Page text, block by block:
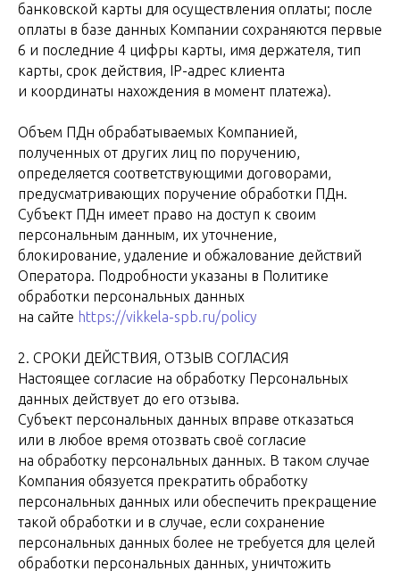
банковской карты для осуществления оплаты; после
оплаты в базе данных Компании сохраняются первые
6 и последние 4 цифры карты, имя держателя, тип
карты, срок действия, IP-адрес клиента
и координаты нахождения в момент платежа).
Объем ПДн обрабатываемых Компанией,
полученных от других лиц по поручению,
определяется соответствующими договорами,
предусматривающих поручение обработки ПДн.
Субъект ПДн имеет право на доступ к своим
персональным данным, их уточнение,
блокирование, удаление и обжалование действий
Оператора. Подробности указаны в Политике
обработки персональных данных
на сайте https://vikkela-spb.ru/policy
2. СРОКИ ДЕЙСТВИЯ, ОТЗЫВ СОГЛАСИЯ
Настоящее согласие на обработку Персональных
данных действует до его отзыва.
Субъект персональных данных вправе отказаться
или в любое время отозвать своё согласие
на обработку персональных данных. В таком случае
Компания обязуется прекратить обработку
персональных данных или обеспечить прекращение
такой обработки и в случае, если сохранение
персональных данных более не требуется для целей
обработки персональных данных, уничтожить